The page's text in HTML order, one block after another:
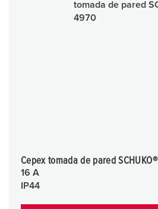
Cepex tomada de pared SCHUKO®
16 A
IP44